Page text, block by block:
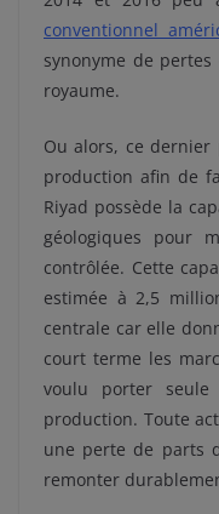
conventionnel
synonyme de
royaume.
Ou alors, ce
production afin de
Riyad possède la
géologiques pour
contrôlée. Cette
estimée à 2,5
centrale car elle
court terme les
voulu porter
production. Toute
une perte de parts
remonter